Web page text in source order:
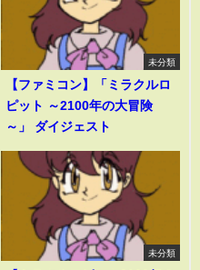
未分類
【ファミコン】「ミラクルロ
ピット ～2100年の大冒険
～」 ダイジェスト
未分類